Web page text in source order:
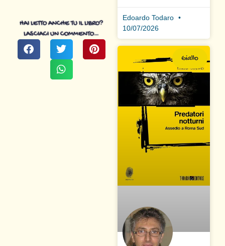
HAI LETTO ANCHE TU IL LIBRO?
LASCIACI UN COMMENTO…
Edoardo Todaro
10/07/2026
Giallo